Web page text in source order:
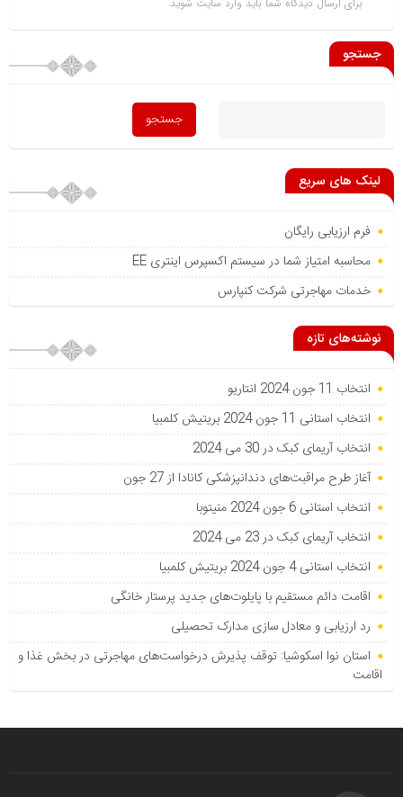
جستجو
لینک های سریع
فرم ارزیابی رایگان
محاسبه امتیاز شما در سیستم اکسپرس اینتری EE
خدمات مهاجرتی شرکت کنپارس
نوشته‌های تازه
انتخاب 11 جون 2024 انتاریو
انتخاب استانی 11 جون 2024 بریتیش کلمبیا
انتخاب آریمای کبک در 30 می 2024
آغاز طرح مراقبت‌های دندانپزشکی کانادا از 27 جون
انتخاب استانی 6 جون 2024 منیتوبا
انتخاب آریمای کبک در 23 می 2024
انتخاب استانی 4 جون 2024 بریتیش کلمبیا
اقامت دائم مستقیم با پایلوت‌های جدید پرستار خانگی
رد ارزیابی و معادل سازی مدارک تحصیلی
استان نوا اسکوشیا: توقف پذیرش درخواست‌های مهاجرتی در بخش غذا و
اقامت